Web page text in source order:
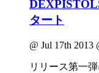
タート
@ Jul 17th 2013
リリース第一